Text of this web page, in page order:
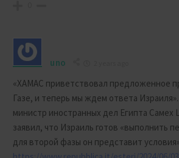
uno
«ХАМАС приветствовал предложенное
Газе, и теперь мы ждем ответа
министр иностранных дел Египта Самех
заявил, что Израиль готов «выполнить
для второй фазы он представит